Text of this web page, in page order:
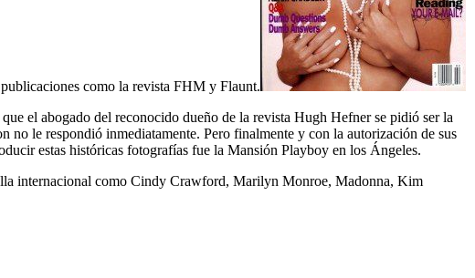
publicaciones como la revista FHM y Flaunt.
el abogado del reconocido dueño de la revista Hugh Hefner se pidió ser la
no le respondió inmediatamente. Pero finalmente y con la autorización de sus
estas históricas fotografías fue la Mansión Playboy en los Ángeles.
internacional como Cindy Crawford, Marilyn Monroe, Madonna, Kim